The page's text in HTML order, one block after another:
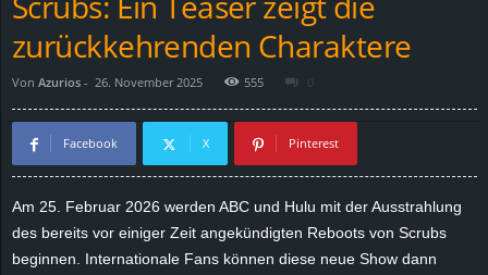
zurückkehrenden Charaktere
Von Azurios - 26. November 2025 555 0
Facebook X Pinterest
Am 25. Februar 2026 werden ABC und Hulu mit der Ausstrahlung
des bereits vor einiger Zeit angekündigten Reboots von Scrubs
beginnen. Internationale Fans können diese neue Show dann